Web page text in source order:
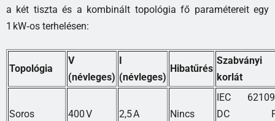
a két tiszta és a kombinált topológia fő paramétereit egy
1 kW‑os terhelésen:
Topológia
V
(névleges)
I
(névleges)
Hibatűrés
Szabványi
korlát
Soros 400 V 2,5 A Nincs
IEC
DC